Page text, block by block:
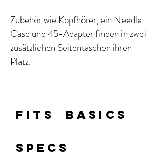
Zubehör wie Kopfhörer, ein Needle-
Case und 45-Adapter finden in zwei
zusätzlichen Seitentaschen ihren
Platz.
FITS BASICS
SPECS